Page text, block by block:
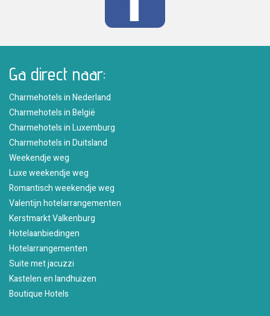
Ga direct naar:
Charmehotels in Nederland
Charmehotels in België
Charmehotels in Luxemburg
Charmehotels in Duitsland
Weekendje weg
Luxe weekendje weg
Romantisch weekendje weg
Valentijn hotelarrangementen
Kerstmarkt Valkenburg
Hotelaanbiedingen
Hotelarrangementen
Suite met jacuzzi
Kastelen en landhuizen
Boutique Hotels